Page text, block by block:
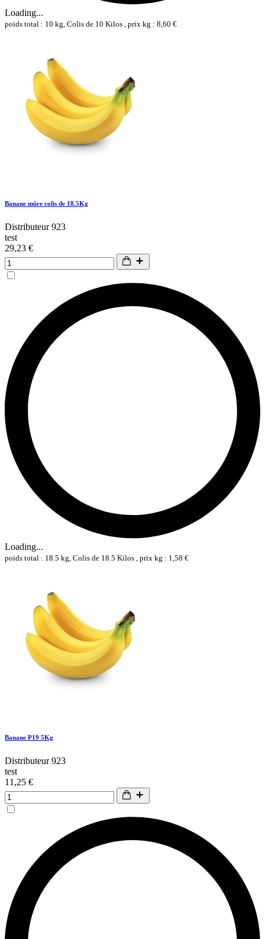
Loading...
poids total : 10 kg, Colis de 10 Kilos , prix kg : 8,60 €
Banane mûre colis de 18.5Kg
Distributeur 923
test
29,23 €
Loading...
poids total : 18.5 kg, Colis de 18.5 Kilos , prix kg : 1,58 €
Banane P19 5Kg
Distributeur 923
test
11,25 €